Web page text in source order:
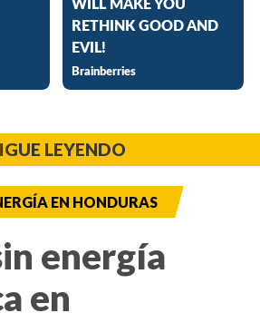
LEYENDO
EN HONDURAS
energía
en